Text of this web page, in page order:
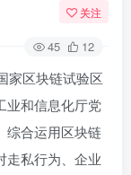
关注
45 12
家区块链试验区
业和信息化厅党
综合运用区块链
走私行为、企业